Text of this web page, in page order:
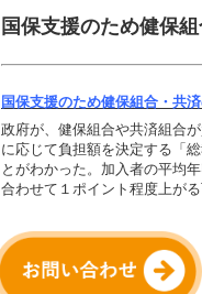
国保支援のため健保
国保支援のため健保組合・共
政府が、健保組合や共済組合
に応じて負担額を決定する「
とがわかった。加入者の平均
合わせて１ポイント程度上が